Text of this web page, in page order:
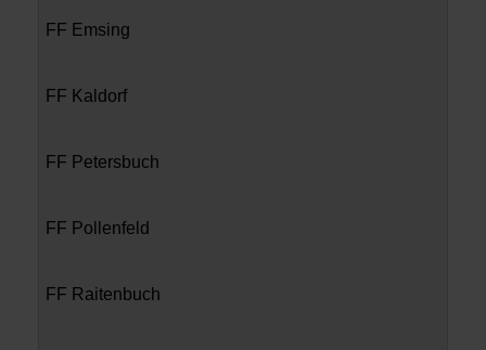
FF Emsing
FF Kaldorf
FF Petersbuch
FF Pollenfeld
FF Raitenbuch